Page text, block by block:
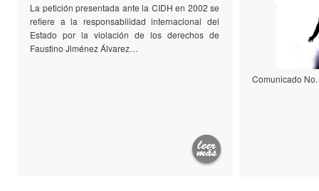
La petición presentada ante la CIDH en 2002 se
refiere a la responsabilidad internacional del
Estado por la violación de los derechos de
Faustino Jiménez Álvarez…
Comunicado